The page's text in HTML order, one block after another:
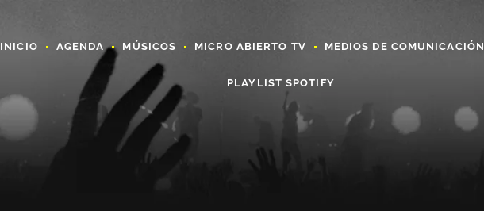
INICIO AGENDA MÚSICOS MICRO ABIERTO TV MEDIOS DE COMUNICACIÓN
PLAYLIST SPOTIFY